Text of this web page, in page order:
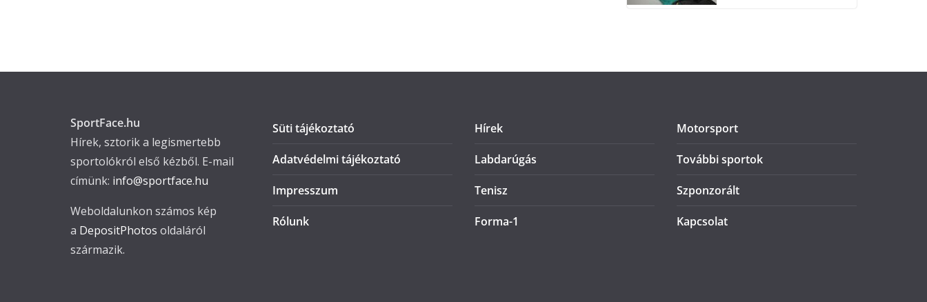
SportFace.hu
Hírek, sztorik a legismertebb
sportolókról első kézből. E-mail
címünk: info@sportface.hu
Weboldalunkon számos kép
a DepositPhotos oldaláról
származik.
Süti tájékoztató
Adatvédelmi tájékoztató
Impresszum
Rólunk
Hírek
Labdarúgás
Tenisz
Forma-1
Motorsport
További sportok
Szponzorált
Kapcsolat